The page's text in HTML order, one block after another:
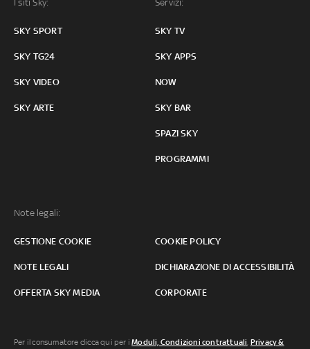
I siti Sky:
SKY SPORT
SKY TG24
SKY VIDEO
SKY ARTE
Servizi:
SKY TV
SKY APPS
NOW
SKY BAR
SPAZI SKY
PROGRAMMI
Note legali:
GESTIONE COOKIE COOKIE POLICY
NOTE LEGALI DICHIARAZIONE DI ACCESSIBILITÀ
OFFERTA SKY MEDIA CORPORATE
Per il consumatore clicca qui per iModuli, Condizioni contrattuali, Privacy &